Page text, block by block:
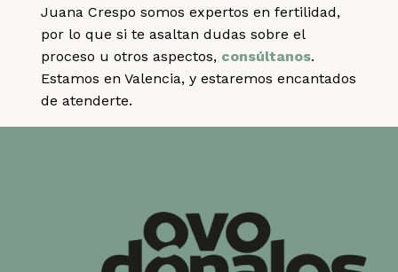
Juana Crespo somos expertos en fertilidad,
por lo que si te asaltan dudas sobre el
proceso u otros aspectos, consúltanos.
Estamos en Valencia, y estaremos encantados
de atenderte.